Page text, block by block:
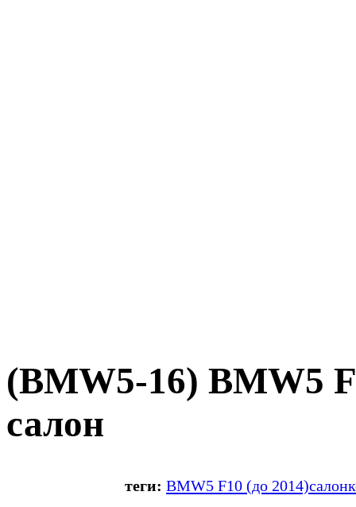
(BMW5-16) BMW5
салон
теги: BMW5 F10 (до 2014)салон